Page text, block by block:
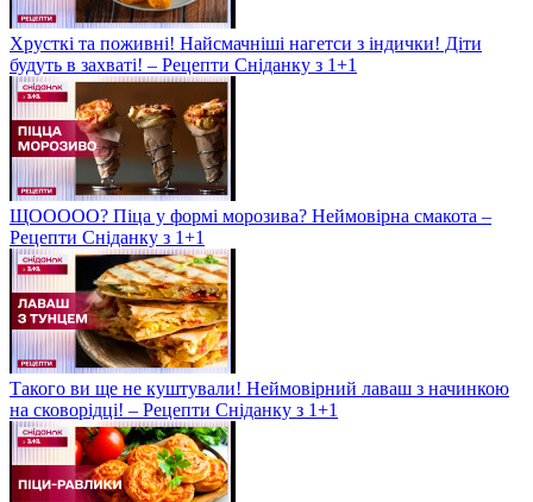
Хрусткі та поживні! Найсмачніші нагетси з індички! Діти
будуть в захваті! – Рецепти Сніданку з 1+1
ЩООООО? Піца у формі морозива? Неймовірна смакота –
Рецепти Сніданку з 1+1
Такого ви ще не куштували! Неймовірний лаваш з начинкою
на сковорідці! – Рецепти Сніданку з 1+1